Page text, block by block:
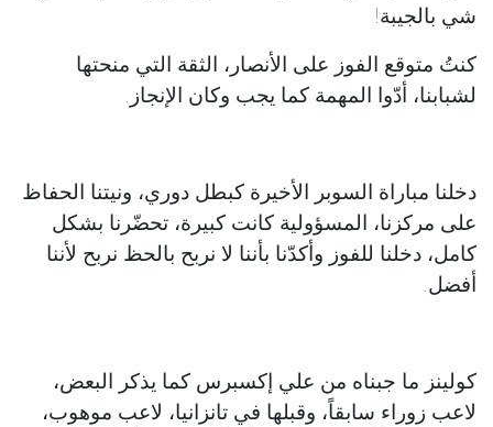
شي بالجيبة!
كنتُ متوقع الفوز على الأنصار، الثقة التي منحتها
لشبابنا، أدّوا المهمة كما يجب وكان الإنجاز.
دخلنا مباراة السوبر الأخيرة كبطل دوري، ونيتنا الحفاظ
على مركزنا، المسؤولية كانت كبيرة، تحضّرنا بشكل
كامل، دخلنا للفوز وأكدّنا بأننا لا نربح بالحظ نربح لأننا
أفضل.
‏كولينز ما جبناه من علي إكسبرس كما يذكر البعض،
لاعب زوراء سابقاً، وقبلها في تانزانيا، لاعب موهوب،